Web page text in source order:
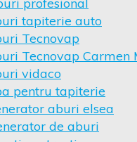
tapiterie auto
Tecnovap
Tecnovap Carmen
vidaco
pentru tapiterie
aburi elsea
de aburi